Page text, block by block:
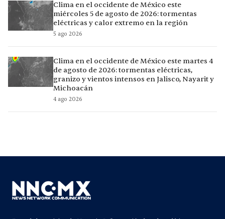
Clima en el occidente de México este
miércoles 5 de agosto de 2026: tormentas
eléctricas y calor extremo en la región
5 ago 2026
Clima en el occidente de México este martes 4
de agosto de 2026: tormentas eléctricas,
granizo y vientos intensos en Jalisco, Nayarit y
Michoacán
4 ago 2026